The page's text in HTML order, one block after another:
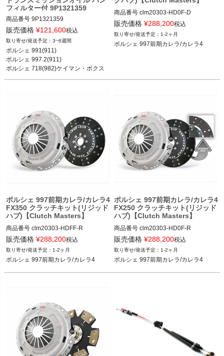
フィルター付 9P1321359
商品番号 9P1321359
ポルシェ 991(911) カレラ／カレラS／
カレラ4／カレラ4S／ターボ／ターボ
S／GT3／GT3 RS 11-18
ポルシェ 997.2(911) カレラ／カレラS
／カレラGTS／カレラ4／カレラ4S／
ポルシェ 718(982)ケイマン ケイマン
／ケイマンS／ケイマンGTS／ケイマ
ンGT4／ケイマンGT4 RS 16-
ポルシェ 718(982)ボクスター ボクス
ター／ボクスターS／ボクスターGTS
16-
ポルシェ 981ケイマン ケイマン／ケイ
マンS 12-16
ポルシェ 987ケイマン ケイマン／ケイ
マンS／ケイマンR 04-12
ポルシェ 987ボクスター ボクスター／
販売価格 ¥121,600税込
3~6週間
ポルシェ 991(911)
ポルシェ 997.2(911)
ポルシェ 718(982)ケイマン・ボクス
商品番号 clm20303-HD0F-D
ポルシェ 997前期カレラ/カレラ4 05-0
8
販売価格 ¥288,200税込
1-2ヶ月
ポルシェ 997前期カレラ/カレラ4
ポルシェ 997前期カレラ/カレラ4
FX350 クラッチキット(リジッド
ハブ)【Clutch Masters】
商品番号 clm20303-HDFF-R
ポルシェ 997前期カレラ/カレラ4 05-0
販売価格 ¥288,200税込
1-2ヶ月
ポルシェ 997前期カレラ/カレラ4
ポルシェ 997前期カレラ/カレラ4
FX250 クラッチキット(リジッド
ハブ)【Clutch Masters】
商品番号 clm20303-HD0F-R
ポルシェ 997前期カレラ/カレラ4 05-0
販売価格 ¥288,200税込
1-2ヶ月
ポルシェ 997前期カレラ/カレラ4